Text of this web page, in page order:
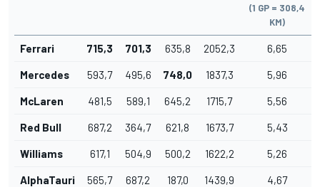
(1 GP = 308,4
KM)
Ferrari 715,3 701,3 635,8 2052,3 6,65
Mercedes 593,7 495,6 748,0 1837,3 5,96
McLaren 481,5 589,1 645,2 1715,7 5,56
Red Bull 687,2 364,7 621,8 1673,7 5,43
Williams 617,1 504,9 500,2 1622,2 5,26
AlphaTauri 565,7 687,2 187,0 1439,9 4,67